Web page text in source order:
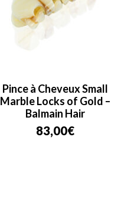
Pince à Cheveux Small
Marble Locks of Gold –
Balmain Hair
83,00€